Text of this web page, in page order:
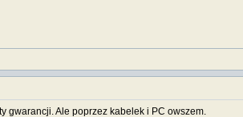
gwarancji. Ale poprzez kabelek i PC owszem.